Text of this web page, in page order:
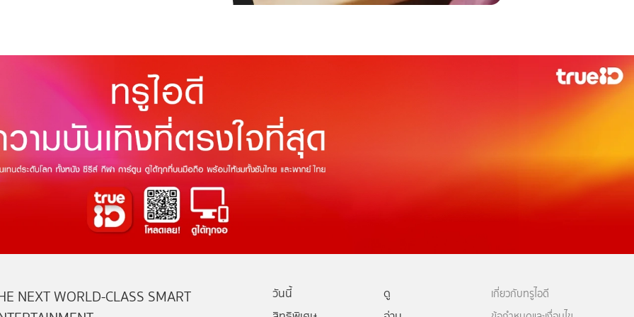
NEXT WORLD-CLASS SMART
วันนี้
ดู
เกี่ยวกับทรูไอดี